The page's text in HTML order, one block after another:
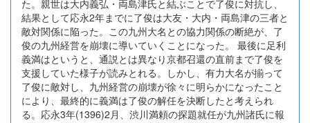
た。親世は大内義弘・両島津氏と結ぶことで了俊に対抗し、
結果として応永2年までに了俊は大友・大内・両島津の三者と
敵対関係に陥った。この九州大名との協力関係の断絶が、了
俊の九州経営を崩壊に導いていくことになった。 最後に足利
義満はというと、通説とは異なり京都召還の直前まで了俊を
支援していた様子が読みとれる。しかし、有力大名が揃って
了俊に敵対し、九州経営の崩壊が徐々に明らかになったこと
により、最終的に義満は了俊の解任を決断したと考えられ
る。応永3年(1396)2月、渋川満頼の探題就任が九州諸氏に報